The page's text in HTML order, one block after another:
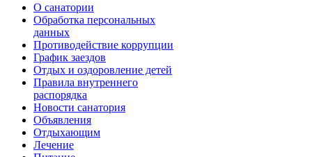
О санатории
Обработка персональных
данных
Противодействие коррупции
График заездов
Отдых и оздоровление детей
Правила внутреннего
распорядка
Новости санатория
Объявления
Отдыхающим
Лечение